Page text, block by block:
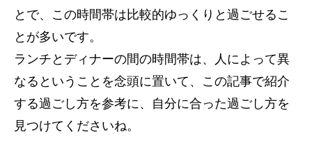
とで、この時間帯は比較的ゆっくりと過ごせるこ
とが多いです。
ランチとディナーの間の時間帯は、人によって異
なるということを念頭に置いて、この記事で紹介
する過ごし方を参考に、自分に合った過ごし方を
見つけてくださいね。